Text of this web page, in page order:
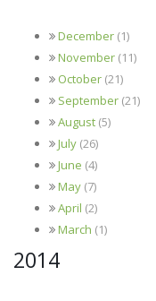
December (1)
November (11)
October (21)
September (21)
August (5)
July (26)
June (4)
May (7)
April (2)
March (1)
2014